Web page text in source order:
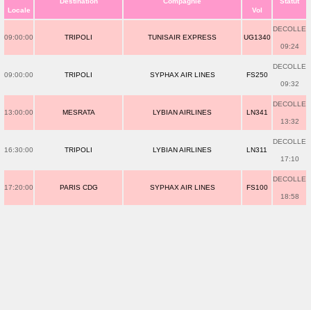
Locale Vol
09:00:00 TRIPOLI TUNISAIR EXPRESS UG1340
DECOLLE
09:24
09:00:00 TRIPOLI SYPHAX AIR LINES FS250
DECOLLE
09:32
13:00:00 MESRATA LYBIAN AIRLINES LN341
DECOLLE
13:32
16:30:00 TRIPOLI LYBIAN AIRLINES LN311
DECOLLE
17:10
17:20:00 PARIS CDG SYPHAX AIR LINES FS100
DECOLLE
18:58